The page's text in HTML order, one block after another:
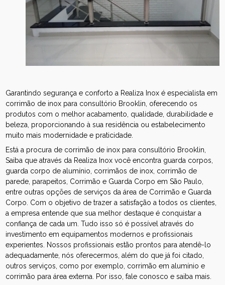
Garantindo segurança e conforto a Realiza Inox é especialista em
corrimão de inox para consultório Brooklin, oferecendo os
produtos com o melhor acabamento, qualidade, durabilidade e
beleza, proporcionando à sua residência ou estabelecimento
muito mais modernidade e praticidade.
Está a procura de corrimão de inox para consultório Brooklin,
Saiba que através da Realiza Inox você encontra guarda corpos,
guarda corpo de alumínio, corrimãos de inox, corrimão de
parede, parapeitos, Corrimão e Guarda Corpo em São Paulo,
entre outras opções de serviços da área de Corrimão e Guarda
Corpo. Com o objetivo de trazer a satisfação a todos os clientes,
a empresa entende que sua melhor destaque é conquistar a
confiança de cada um. Tudo isso só é possível através do
investimento em equipamentos modernos e profissionais
experientes. Nossos profissionais estão prontos para atendê-lo
adequadamente, nós oferecermos, além do que já foi citado,
outros serviços, como por exemplo, corrimão em alumínio e
corrimão para área externa. Por isso, fale conosco e saiba mais.